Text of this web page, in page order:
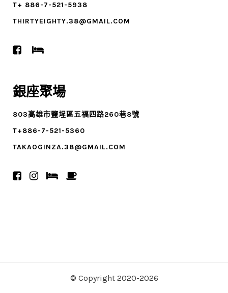
T+ 886-7-521-5938
THIRTYEIGHTY.38@GMAIL.COM
銀座聚場
803高雄市鹽埕區五福四路260巷8號
T+886-7-521-5360
TAKAOGINZA.38@GMAIL.COM
© Copyright 2020-2026